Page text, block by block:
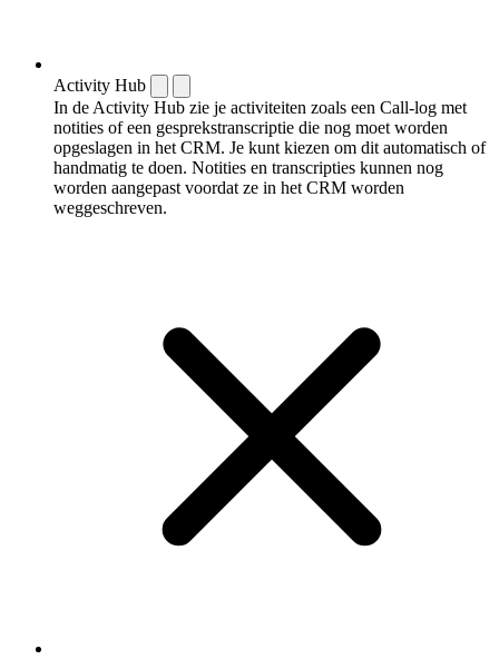
Activity Hub
In de Activity Hub zie je activiteiten zoals een Call-log met
notities of een gespreks­transcriptie die nog moet worden
opgeslagen in het CRM. Je kunt kiezen om dit automatisch of
handmatig te doen. Notities en transcripties kunnen nog
worden aangepast voordat ze in het CRM worden
weggeschreven.